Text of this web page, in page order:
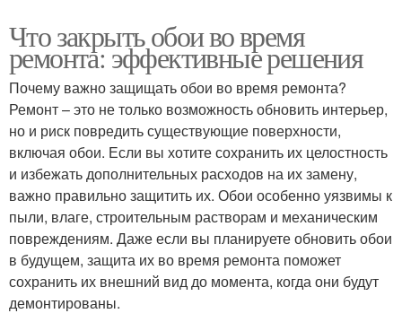
Что закрыть обои во время
ремонта: эффективные решения
Почему важно защищать обои во время ремонта?
Ремонт – это не только возможность обновить интерьер,
но и риск повредить существующие поверхности,
включая обои. Если вы хотите сохранить их целостность
и избежать дополнительных расходов на их замену,
важно правильно защитить их. Обои особенно уязвимы к
пыли, влаге, строительным растворам и механическим
повреждениям. Даже если вы планируете обновить обои
в будущем, защита их во время ремонта поможет
сохранить их внешний вид до момента, когда они будут
демонтированы.